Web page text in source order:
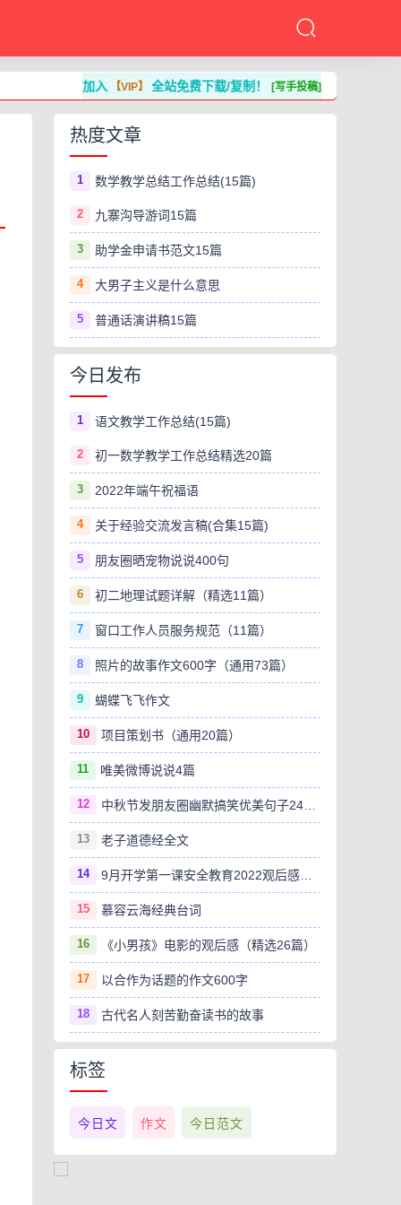
加入 【VIP】全站免费下载/复制！[写手投稿]
热度文章
1 数学教学总结工作总结(15篇)
2 九寨沟导游词15篇
3 助学金申请书范文15篇
4 大男子主义是什么意思
5 普通话演讲稿15篇
今日发布
1 语文教学工作总结(15篇)
2 初一数学教学工作总结精选20篇
3 2022年端午祝福语
4 关于经验交流发言稿(合集15篇)
5 朋友圈晒宠物说说400句
6 初二地理试题详解（精选11篇）
7 窗口工作人员服务规范（11篇）
8 照片的故事作文600字（通用73篇）
9 蝴蝶飞飞作文
10 项目策划书（通用20篇）
11 唯美微博说说4篇
12 中秋节发朋友圈幽默搞笑优美句子240句
13 老子道德经全文
14 9月开学第一课安全教育2022观后感范文（精选8篇）
15 慕容云海经典台词
16 《小男孩》电影的观后感（精选26篇）
17 以合作为话题的作文600字
18 古代名人刻苦勤奋读书的故事
标签
今日文 作文 今日范文